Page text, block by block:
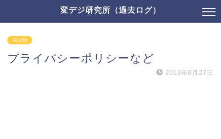
変デジ研究所（過去ログ）
未分類
プライバシーポリシーなど
2013年8月27日